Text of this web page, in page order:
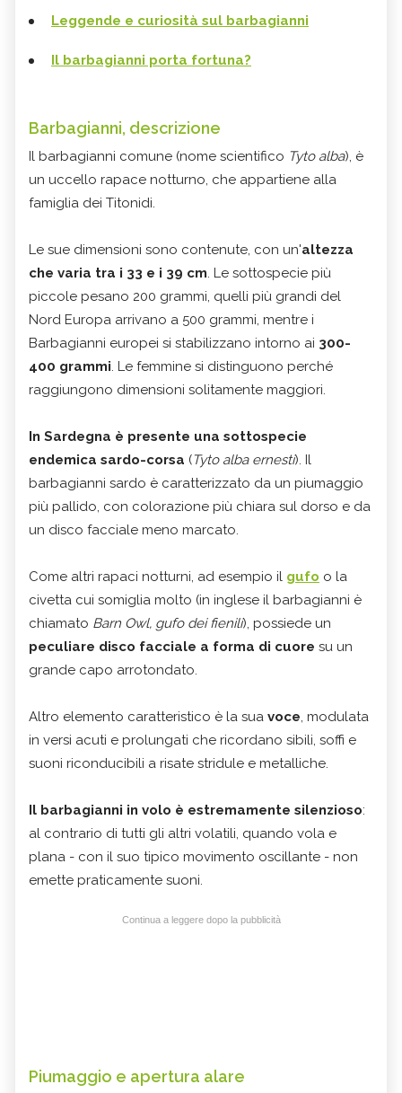
Leggende e curiosità sul barbagianni
Il barbagianni porta fortuna?
Barbagianni, descrizione
Il barbagianni comune (nome scientifico Tyto alba), è
un uccello rapace notturno, che appartiene alla
famiglia dei Titonidi.
Le sue dimensioni sono contenute, con un'altezza
che varia tra i 33 e i 39 cm. Le sottospecie più
piccole pesano 200 grammi, quelli più grandi del
Nord Europa arrivano a 500 grammi, mentre i
Barbagianni europei si stabilizzano intorno ai 300-
400 grammi. Le femmine si distinguono perché
raggiungono dimensioni solitamente maggiori.
In Sardegna è presente una sottospecie
endemica sardo-corsa (Tyto alba ernesti). Il
barbagianni sardo è caratterizzato da un piumaggio
più pallido, con colorazione più chiara sul dorso e da
un disco facciale meno marcato.
Come altri rapaci notturni, ad esempio il gufo o la
civetta cui somiglia molto (in inglese il barbagianni è
chiamato Barn Owl, gufo dei fienili), possiede un
peculiare disco facciale a forma di cuore su un
grande capo arrotondato.
Altro elemento caratteristico è la sua voce, modulata
in versi acuti e prolungati che ricordano sibili, soffi e
suoni riconducibili a risate stridule e metalliche.
Il barbagianni in volo è estremamente silenzioso:
al contrario di tutti gli altri volatili, quando vola e
plana - con il suo tipico movimento oscillante - non
emette praticamente suoni.
Continua a leggere dopo la pubblicità
Piumaggio e apertura alare